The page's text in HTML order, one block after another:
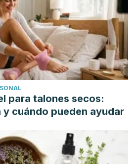
Age 14 to Age 77 Years.
31(8): 862-874.
cinco grandes dimensiones de la
de Psicología de la PUCP.
Vol.XIV.
para talones secos:
cuándo pueden ayudar